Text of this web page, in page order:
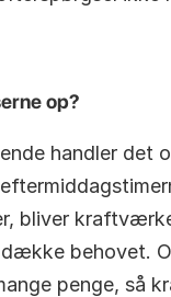
op?
handler det
bliver
behovet.
penge, så